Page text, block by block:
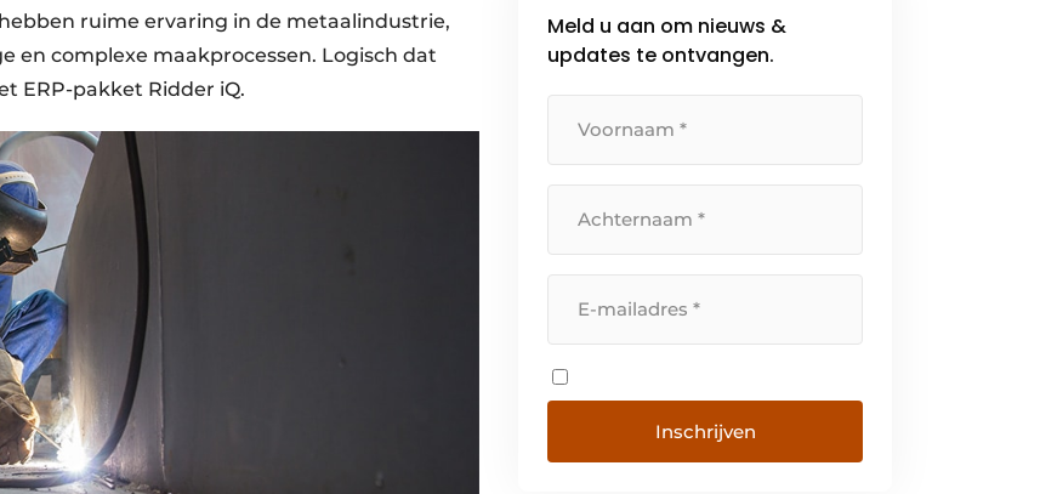
ruime ervaring in de metaalindustrie,
en complexe maakprocessen. Logisch dat
ERP-pakket Ridder iQ.
Meld u aan om nieuws &
updates te ontvangen.